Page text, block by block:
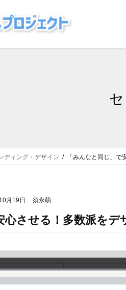
ディング・デザイン 「みんなと同じ」
月19日 須永萌
心させる！多数派を